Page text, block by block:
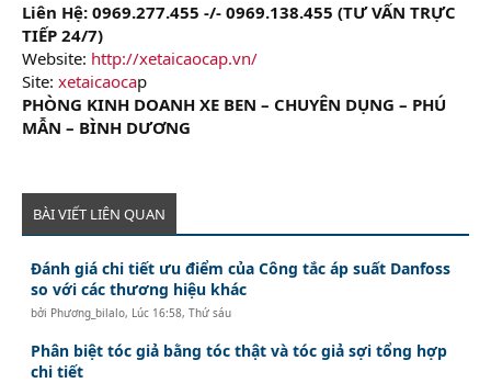
Liên Hệ: 0969.277.455 -/- 0969.138.455 (TƯ VẤN TRỰC
TIẾP 24/7)
Website: http://xetaicaocap.vn/
Site: xetaicaocap
PHÒNG KINH DOANH XE BEN – CHUYÊN DỤNG – PHÚ
MẪN – BÌNH DƯƠNG
BÀI VIẾT LIÊN QUAN
Đánh giá chi tiết ưu điểm của Công tắc áp suất Danfoss
so với các thương hiệu khác
bởi Phương_bilalo, Lúc 16:58, Thứ sáu
Phân biệt tóc giả bằng tóc thật và tóc giả sợi tổng hợp
chi tiết